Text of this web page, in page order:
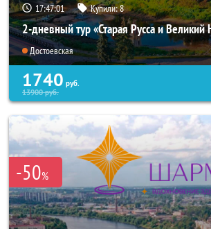
17:46:57 Купили:8
2-дневный тур «Старая Русса и Великий
Достоевская
1740 руб.
13900руб.
-50%